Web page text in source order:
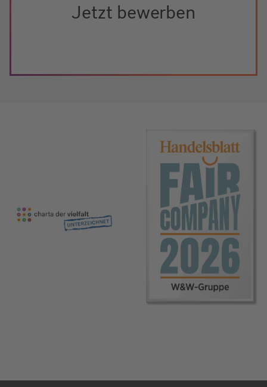
Jetzt bewerben